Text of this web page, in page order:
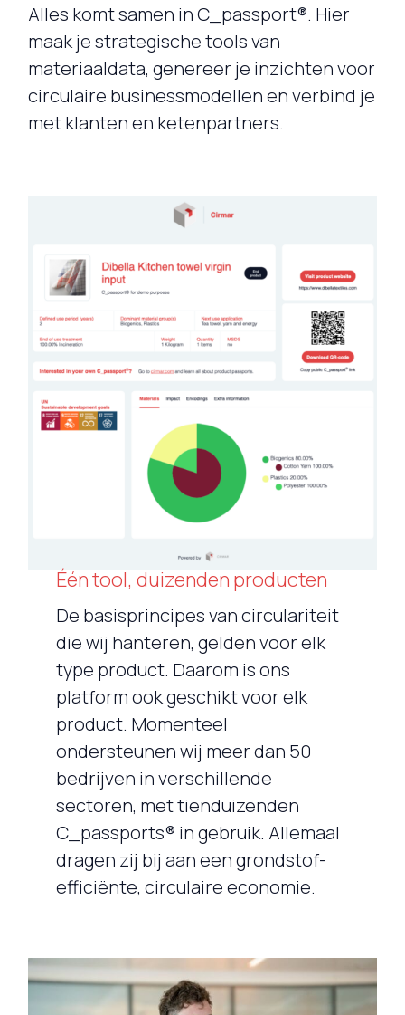
Alles komt samen in C_passport®. Hier
maak je strategische tools van
materiaaldata, genereer je inzichten voor
circulaire businessmodellen en verbind je
met klanten en ketenpartners.
Één tool, duizenden producten
De basisprincipes van circulariteit
die wij hanteren, gelden voor elk
type product. Daarom is ons
platform ook geschikt voor elk
product. Momenteel
ondersteunen wij meer dan 50
bedrijven in verschillende
sectoren, met tienduizenden
C_passports® in gebruik. Allemaal
dragen zij bij aan een grondstof-
efficiënte, circulaire economie.